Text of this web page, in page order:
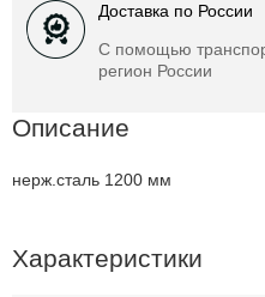
Доставка по России
С помощью
регион России
Описание
нерж.сталь 1200 мм
Характеристики